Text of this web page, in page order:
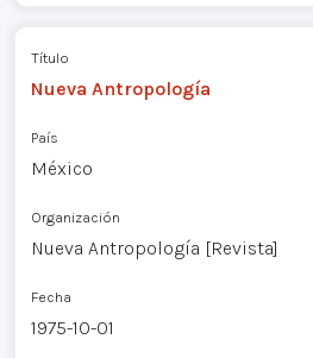
Título
Nueva Antropología
País
México
Organización
Nueva Antropología [Revista]
Fecha
1975-10-01